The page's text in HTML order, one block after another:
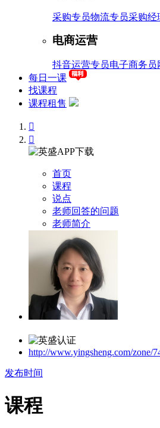
采购专员物流专员采购经
电商运营
抖音运营专员电子商务员
每日一课
找课程
课程租售


首页
课程
说点
老师回答的问题
老师简介
http://www.yingsheng.com/zone/
发布时间
课程